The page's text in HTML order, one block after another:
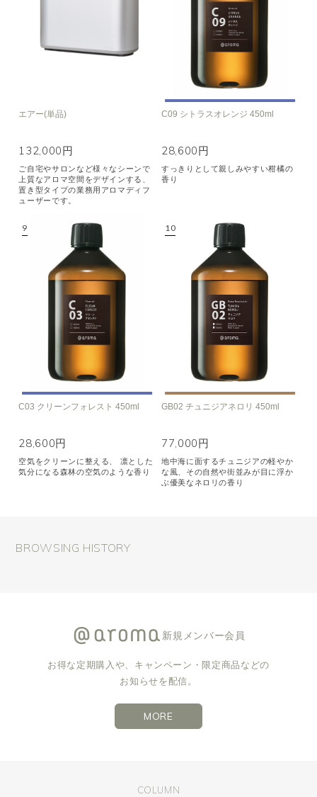
エアー(単品)
132,000円
ご自宅やサロンなど様々なシーンで
上質なアロマ空間をデザインする、
置き型タイプの業務用アロマディフ
ューザーです。
C09 シトラスオレンジ 450ml
28,600円
すっきりとして親しみやすい柑橘の
香り
C03 クリーンフォレスト 450ml
28,600円
空気をクリーンに整える、 凛とした
気分になる森林の空気のような香り
GB02 チュニジアネロリ 450ml
77,000円
地中海に面するチュニジアの軽やか
な風、その自然や街並みが目に浮か
ぶ優美なネロリの香り
BROWSING HISTORY
新規メンバー会員
お得な定期購入や、キャンペーン・限定商品などの
お知らせを配信。
MORE
COLUMN